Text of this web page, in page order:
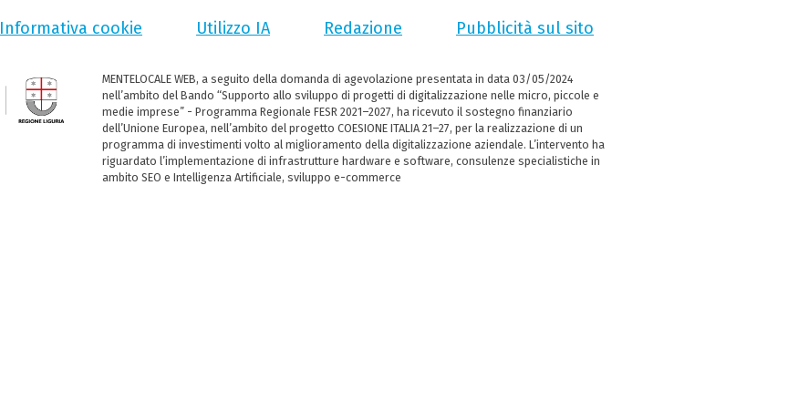
Informativa cookie Utilizzo IA Redazione Pubblicità sul sito
MENTELOCALE WEB, a seguito della domanda di agevolazione presentata in data 03/05/2024
nell’ambito del Bando “Supporto allo sviluppo di progetti di digitalizzazione nelle micro, piccole e
medie imprese” - Programma Regionale FESR 2021–2027, ha ricevuto il sostegno finanziario
dell’Unione Europea, nell’ambito del progetto COESIONE ITALIA 21–27, per la realizzazione di un
programma di investimenti volto al miglioramento della digitalizzazione aziendale. L’intervento ha
riguardato l’implementazione di infrastrutture hardware e software, consulenze specialistiche in
ambito SEO e Intelligenza Artificiale, sviluppo e-commerce